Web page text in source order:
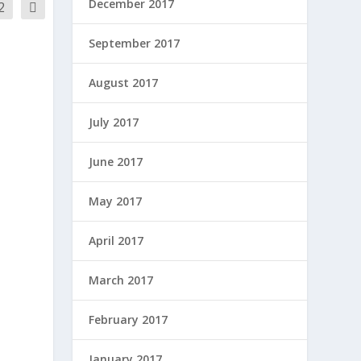
December 2017
September 2017
August 2017
July 2017
June 2017
May 2017
April 2017
March 2017
February 2017